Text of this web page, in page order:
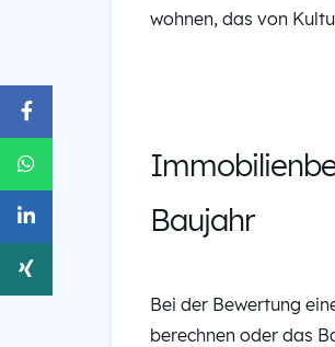
wohnen, das von
Baujahr
Bei der Bewertung
berechnen oder das